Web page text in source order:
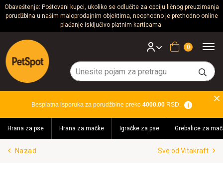
Obaveštenje: Poštovani kupci, ukoliko se odlučite za opciju ličnog preuzimanja
porudžbina u našim maloprodajnim objektima, neophodno je prethodno online
plaćanje isključivo platnim karticama.
Psi
Mačke
Glodari
Akvaristika
Teraristika
Brendovi
Korpa
Besplatna isporuka za porudžbine preko 4000.00RSD.
Hrana za pse Hrana za mačke Igračke za pse Grebalice za
Nazad Sve od Vitakraft